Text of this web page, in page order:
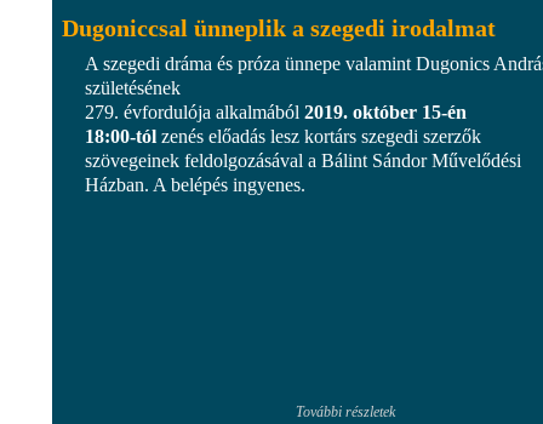
Dugoniccsal ünneplik a szegedi irodalmat
A szegedi dráma és próza ünnepe valamint Dugonics
születésének
279. évfordulója alkalmából 2019. október 15-én
18:00-tól zenés előadás lesz kortárs szegedi szerzők
szövegeinek feldolgozásával a Bálint Sándor Művelődési
Házban. A belépés ingyenes.
További részletek